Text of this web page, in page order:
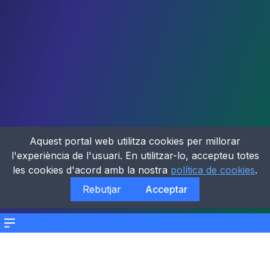
Menu
Aquest portal web utilitza cookies per millorar
l'experiència de l'usuari. En utilitzar-lo, accepteu totes
les cookies d'acord amb la nostra política de cookies.
Rebutjar
Acceptar